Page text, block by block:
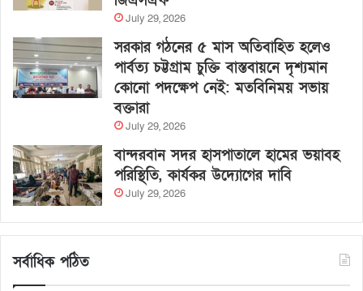
July 29, 2026
সরকার গঠনের ৫ মাস অতিবাহিত হলেও
পার্বত্য চট্টগ্রাম চুক্তি বাস্তবায়নে দৃশ্যমান
কোনো পদক্ষেপ নেই: মতবিনিময় সভায়
বক্তারা
July 29, 2026
বান্দরবান সদর হাসপাতালে হামের ভয়াবহ
পরিস্থিতি, কার্যকর উদ্যোগের দাবি
July 29, 2026
সর্বাধিক পঠিত